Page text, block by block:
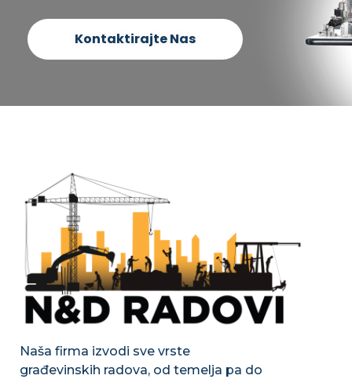
Kontaktirajte Nas
Naša firma izvodi sve vrste
građevinskih radova, od temelja pa do